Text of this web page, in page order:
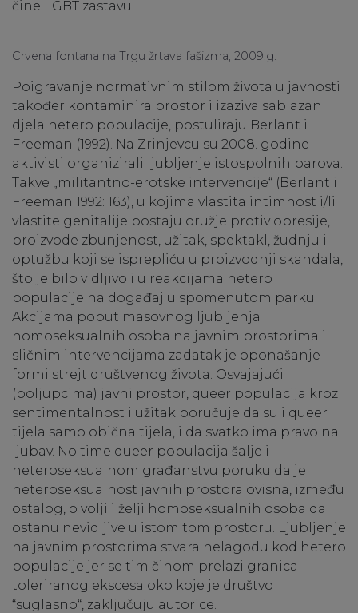
čine LGBT zastavu.
Crvena fontana na Trgu žrtava fašizma, 2009.g.
Poigravanje normativnim stilom života u javnosti
također kontaminira prostor i izaziva sablazan
djela hetero populacije, postuliraju Berlant i
Freeman (1992). Na Zrinjevcu su 2008. godine
aktivisti organizirali ljubljenje istospolnih parova.
Takve „militantno-erotske intervencije“ (Berlant i
Freeman 1992: 163), u kojima vlastita intimnost i/li
vlastite genitalije postaju oružje protiv opresije,
proizvode zbunjenost, užitak, spektakl, žudnju i
optužbu koji se isprepliću u proizvodnji skandala,
što je bilo vidljivo i u reakcijama hetero
populacije na događaj u spomenutom parku.
Akcijama poput masovnog ljubljenja
homoseksualnih osoba na javnim prostorima i
sličnim intervencijama zadatak je oponašanje
formi strejt društvenog života. Osvajajući
(poljupcima) javni prostor, queer populacija kroz
sentimentalnost i užitak poručuje da su i queer
tijela samo obična tijela, i da svatko ima pravo na
ljubav. No time queer populacija šalje i
heteroseksualnom građanstvu poruku da je
heteroseksualnost javnih prostora ovisna, između
ostalog, o volji i želji homoseksualnih osoba da
ostanu nevidljive u istom tom prostoru. Ljubljenje
na javnim prostorima stvara nelagodu kod hetero
populacije jer se tim činom prelazi granica
toleriranog ekscesa oko koje je društvo
“suglasno“, zaključuju autorice.